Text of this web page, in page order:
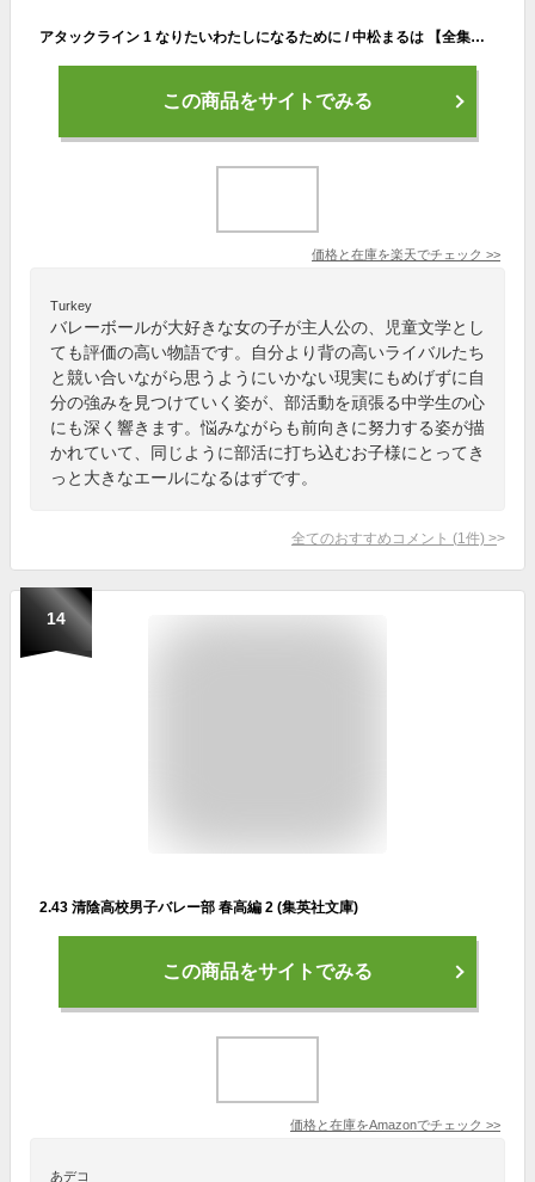
アタックライン 1 なりたいわたしになるために / 中松まるは 【全集・双書】
この商品をサイトでみる
価格と在庫を楽天でチェック >>
Turkey
バレーボールが大好きな女の子が主人公の、児童文学とし
ても評価の高い物語です。自分より背の高いライバルたち
と競い合いながら思うようにいかない現実にもめげずに自
分の強みを見つけていく姿が、部活動を頑張る中学生の心
にも深く響きます。悩みながらも前向きに努力する姿が描
かれていて、同じように部活に打ち込むお子様にとってき
っと大きなエールになるはずです。
全てのおすすめコメント (1 件) >
14
2.43 清陰高校男子バレー部 春高編 2 (集英社文庫)
この商品をサイトでみる
価格と在庫をAmazonでチェック >>
あデコ